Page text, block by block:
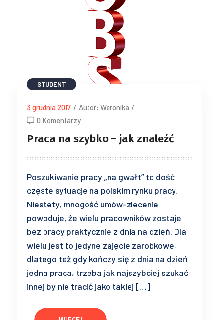
STUDENT
3 grudnia 2017 / Autor: Weronika /
0 Komentarzy
Praca na szybko – jak znaleźć
Poszukiwanie pracy „na gwałt” to dość
częste sytuacje na polskim rynku pracy.
Niestety, mnogość umów-zlecenie
powoduje, że wielu pracowników zostaje
bez pracy praktycznie z dnia na dzień. Dla
wielu jest to jedyne zajęcie zarobkowe,
dlatego też gdy kończy się z dnia na dzień
jedna praca, trzeba jak najszybciej szukać
innej by nie tracić jako takiej […]